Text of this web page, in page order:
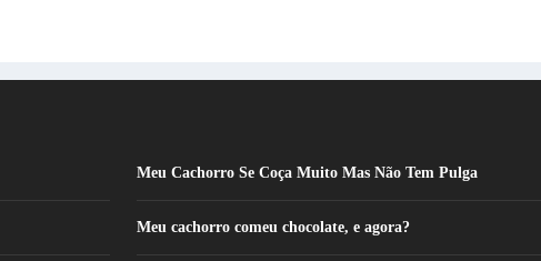
Meu Cachorro Se Coça Muito Mas Não Tem Pulga
Meu cachorro comeu chocolate, e agora?